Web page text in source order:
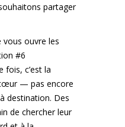
partager
vous ouvre les
#6
fois, c’est la
— pas encore
destination. Des
de chercher leur